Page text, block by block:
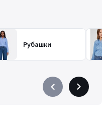
Рубашки
PrécédentSuivant